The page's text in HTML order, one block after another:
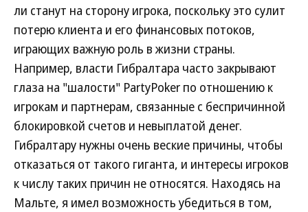
ли станут на сторону игрока, поскольку это сулит
потерю клиента и его финансовых потоков,
играющих важную роль в жизни страны.
Например, власти Гибралтара часто закрывают
глаза на "шалости" PartyPoker по отношению к
игрокам и партнерам, связанные с беспричинной
блокировкой счетов и невыплатой денег.
Гибралтару нужны очень веские причины, чтобы
отказаться от такого гиганта, и интересы игроков
к числу таких причин не относятся. Находясь на
Мальте, я имел возможность убедиться в том,